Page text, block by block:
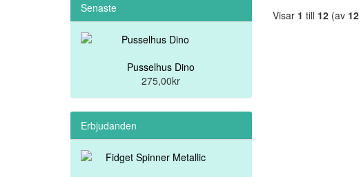
Visar 1 till 12(av 12
Senaste
Pusselhus Dino
275,00kr
Erbjudanden